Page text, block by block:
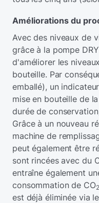
Améliorations du
Avec des niveaux de
grâce à la pompe
d'améliorer les
bouteille. Par
emballé), un
mise en bouteille de
durée de
Grâce à un nouveau
machine de
peut également être
sont rincées avec du
entraîne également
consommation de CO2
est déjà éliminée via